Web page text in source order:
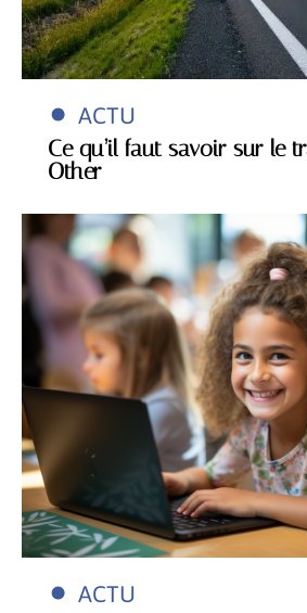
ACTU
Ce qu’il faut savoir sur le
Other
ACTU